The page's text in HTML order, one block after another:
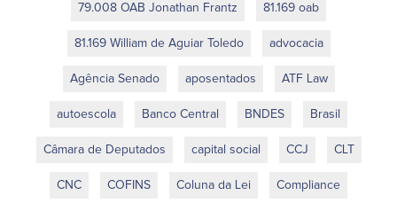
79.008 OAB Jonathan Frantz 81.169 oab
81.169 William de Aguiar Toledo advocacia
Agência Senado aposentados ATF Law
autoescola Banco Central BNDES Brasil
Câmara de Deputados capital social CCJ CLT
CNC COFINS Coluna da Lei Compliance